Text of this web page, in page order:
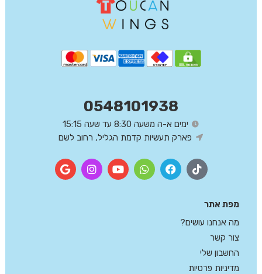
מפת אתר
מה אנחנו עושים?
צור קשר
החשבון שלי
מדיניות פרטיות
0548101938
ימים א-ה משעה 8:30 עד שעה 15:15
פארק תעשיות קדמת הגליל, רחוב לשם